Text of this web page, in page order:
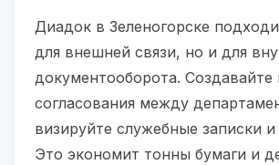
Диадок в Зеленогорске
для внешней связи, но и для
документооборота.
согласования между
визируйте служебные записки
Это экономит тонны бумаги и